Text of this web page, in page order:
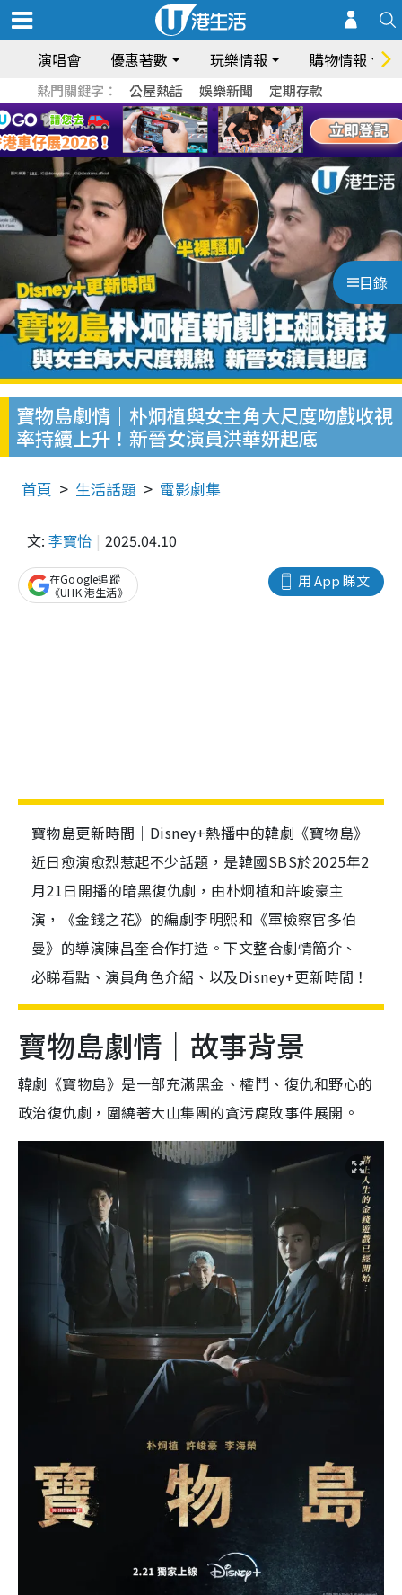
演唱會 優惠著數 玩樂情報 購物情報
熱門關鍵字： 公屋熱話 娛樂新聞 定期存款
目錄
寶物島劇情｜朴炯植與女主角大尺度吻戲收視
率持續上升！新晉女演員洪華妍起底
首頁 生活話題 電影劇集
文: 李寶怡 2025.04.10
用 App 睇文
在Google追蹤
《UHK 港生活》
寶物島更新時間｜Disney+熱播中的韓劇《寶物島》
近日愈演愈烈惹起不少話題，是韓國SBS於2025年2
月21日開播的暗黑復仇劇，由朴炯植和許峻豪主
演，《金錢之花》的編劇李明熙和《軍檢察官多伯
曼》的導演陳昌奎合作打造。下文整合劇情簡介、
必睇看點、演員角色介紹、以及Disney+更新時間！
寶物島劇情｜故事背景
韓劇《寶物島》是一部充滿黑金、權鬥、復仇和野心的
政治復仇劇，圍繞著大山集團的貪污腐敗事件展開。